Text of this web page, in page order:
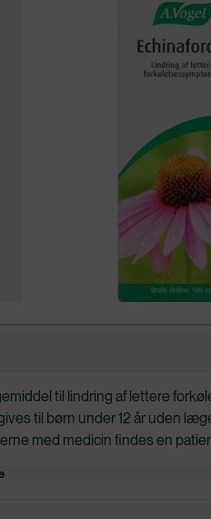
til lindring af lettere
til børn under 12 år uden
med medicin findes en
bør du kontakte egen læge.